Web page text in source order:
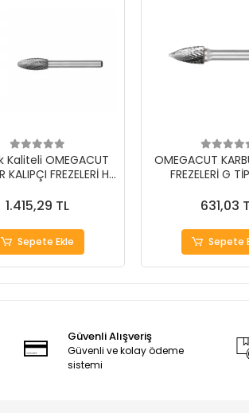
Kaliteli OMEGACUT
KALIPÇI FREZELERİ H
1.415,29 TL
Sepete Ekle
OMEGACUT
FREZELERİ G
631,03
Sepete
Güvenli Alışveriş
Güvenli ve kolay ödeme
sistemi